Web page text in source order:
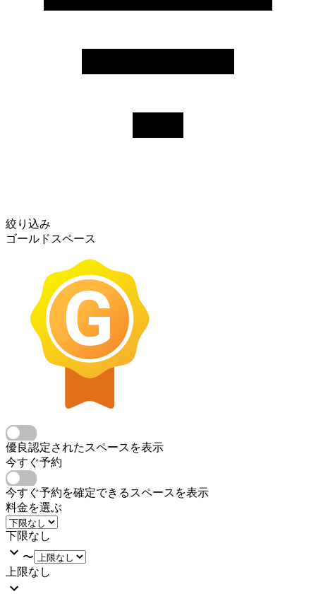
絞り込み
ゴールドスペース
優良認定されたスペースを表示
今すぐ予約
今すぐ予約を確定できるスペースを表示
料金を選ぶ
下限なし
〜
上限なし